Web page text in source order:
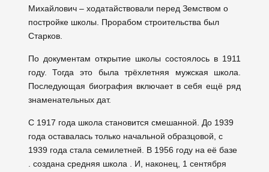
Михайлович – ходатайствовали перед Земством о
постройке школы. Прорабом строительства был
Старков.
По документам открытие школы состоялось в 1911
году. Тогда это была трёхлетняя мужская школа.
Последующая биография включает в себя ещё ряд
знаменательных дат.
С 1917 года школа становится смешанной. До 1939
года оставалась только начальной образцовой, с
1939 года стала семилетней. В 1956 году на её базе
. создана средняя школа . И, наконец, 1 сентября